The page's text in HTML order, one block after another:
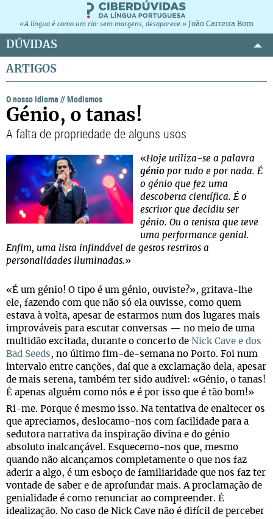
«A língua é como um rio: sem margens, desaparece.» João Carreira Bom
DÚVIDAS
ARTIGOS
O nosso idioma //Modismos
Génio, o tanas!
A falta de propriedade de alguns usos
«Hoje utiliza-se a palavra
génio por tudo e por nada. É
o génio que fez uma
descoberta científica. É o
escritor que decidiu ser
génio. Ou o tenista que teve
uma performance genial.
Enfim, uma lista infindável de gestos restritos a
personalidades iluminadas.»
«É um génio! O tipo é um génio, ouviste?», gritava-lhe
ele, fazendo com que não só ela ouvisse, como quem
estava à volta, apesar de estarmos num dos lugares mais
improváveis para escutar conversas — no meio de uma
multidão excitada, durante o concerto de Nick Cave e dos
Bad Seeds, no último fim-de-semana no Porto. Foi num
intervalo entre canções, daí que a exclamação dela, apesar
de mais serena, também ter sido audível: «Génio, o tanas!
É apenas alguém como nós e é por isso que é tão bom!»
Ri-me. Porque é mesmo isso. Na tentativa de enaltecer os
que apreciamos, deslocamo-nos com facilidade para a
sedutora narrativa da inspiração divina e do génio
absoluto inalcançável. Esquecemo-nos que, mesmo
quando não alcançamos completamente o que nos faz
aderir a algo, é um esboço de familiaridade que nos faz ter
vontade de saber e de aprofundar mais. A proclamação de
genialidade é como renunciar ao compreender. É
idealização. No caso de Nick Cave não é difícil de perceber